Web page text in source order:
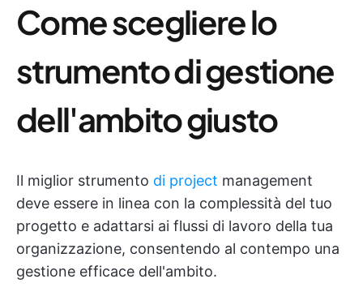
Come scegliere lo
strumento di gestione
dell'ambito giusto
Il miglior strumento di project management
deve essere in linea con la complessità del tuo
progetto e adattarsi ai flussi di lavoro della tua
organizzazione, consentendo al contempo una
gestione efficace dell'ambito.